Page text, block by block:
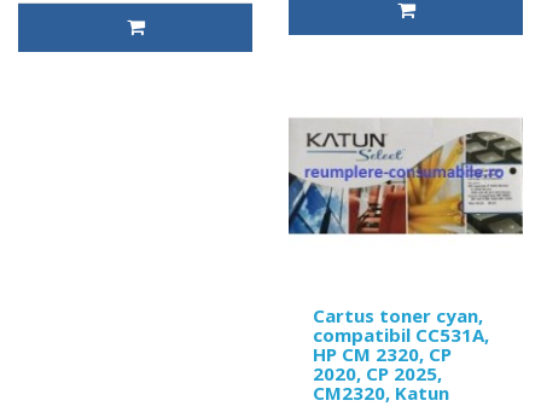
Cartus toner cyan,
compatibil CC531A,
HP CM 2320, CP
2020, CP 2025,
CM2320, Katun